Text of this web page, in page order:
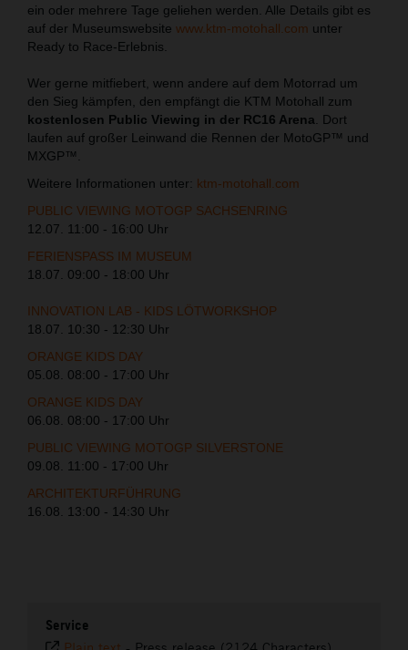
ein oder mehrere Tage geliehen werden. Alle Details gibt es
auf der Museumswebsite www.ktm-motohall.com unter
Ready to Race-Erlebnis.
Wer gerne mitfiebert, wenn andere auf dem Motorrad um
den Sieg kämpfen, den empfängt die KTM Motohall zum
kostenlosen Public Viewing in der RC16 Arena . Dort
laufen auf großer Leinwand die Rennen der MotoGP™ und
MXGP™.
Weitere Informationen unter: ktm-motohall.com
PUBLIC VIEWING MOTOGP SACHSENRING
12.07. 11:00 - 16:00 Uhr
FERIENSPASS IM MUSEUM
18.07. 09:00 - 18:00 Uhr
INNOVATION LAB - KIDS LÖTWORKSHOP
18.07. 10:30 - 12:30 Uhr
ORANGE KIDS DAY
05.08. 08:00 - 17:00 Uhr
ORANGE KIDS DAY
06.08. 08:00 - 17:00 Uhr
PUBLIC VIEWING MOTOGP SILVERSTONE
09.08. 11:00 - 17:00 Uhr
ARCHITEKTURFÜHRUNG
16.08. 13:00 - 14:30 Uhr
Service